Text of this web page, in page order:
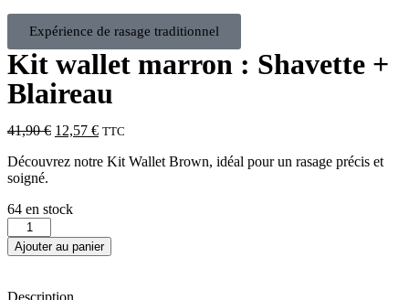
Expérience de rasage traditionnel
Kit wallet marron : Shavette +
Blaireau
41,90€ 12,57 € TTC
Découvrez notre Kit Wallet Brown, idéal pour un rasage précis et
soigné.
64 en stock
Ajouter au panier
Description